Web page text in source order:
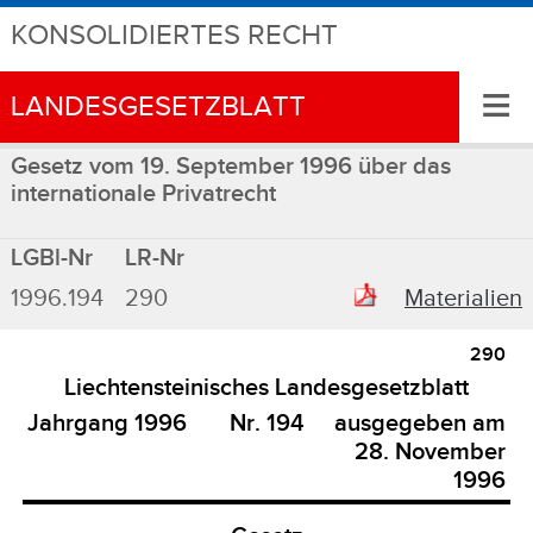
KONSOLIDIERTES RECHT
LANDESGESETZBLATT ≡
Gesetz vom 19. September 1996 über das
internationale Privatrecht
LGBl-Nr
LR-Nr
1996.194
290 Materialien